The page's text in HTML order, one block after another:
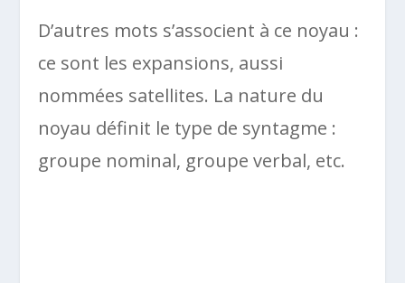
D’autres mots s’associent à ce noyau :
ce sont les expansions, aussi
nommées satellites. La nature du
noyau définit le type de syntagme :
groupe nominal, groupe verbal, etc.